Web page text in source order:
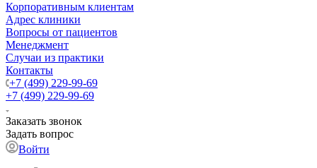
Корпоративным клиентам
Адрес клиники
Вопросы от пациентов
Менеджмент
Случаи из практики
Контакты
+7 (499) 229-99-69
+7 (499) 229-99-69
Заказать звонок
Задать вопрос
Войти